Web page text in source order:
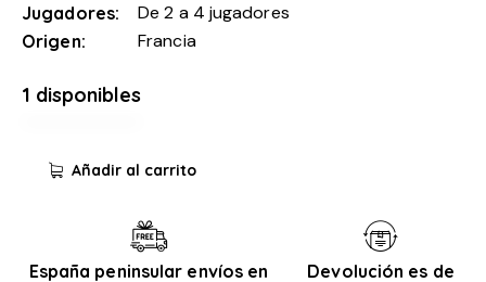
Jugadores De 2 a 4 jugadores
Origen Francia
1 disponibles
Añadir al carrito
España peninsular envíos en
Devolución es de